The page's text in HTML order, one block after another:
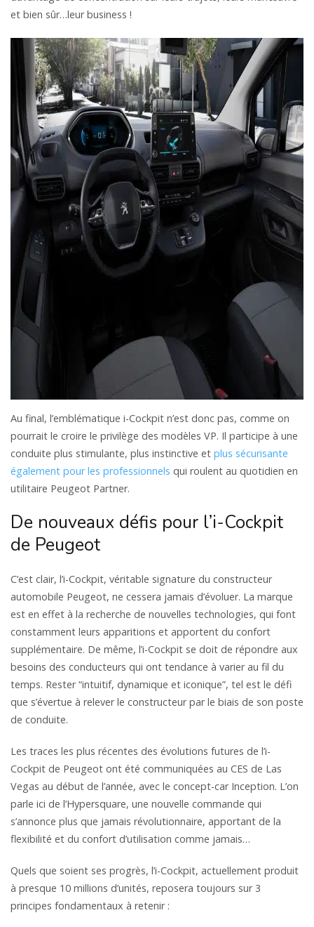
et bien sûr…leur business !
Au final, l’emblématique i-Cockpit n’est donc pas, comme on
pourrait le croire le privilège des modèles VP. Il participe à une
conduite plus stimulante, plus instinctive et plus sécurisante
également pour les professionnels qui roulent au quotidien en
utilitaire Peugeot Partner.
De nouveaux défis pour l’i-Cockpit
de Peugeot
C’est clair, l’i-Cockpit, véritable signature du constructeur
automobile Peugeot, ne cessera jamais d’évoluer. La marque
est en effet à la recherche de nouvelles technologies, qui font
constamment leurs apparitions et apportent du confort
supplémentaire. De même, l’i-Cockpit se doit de répondre aux
besoins des conducteurs qui ont tendance à varier au fil du
temps. Rester “intuitif, dynamique et iconique”, tel est le défi
que s’évertue à relever le constructeur par le biais de son poste
de conduite.
Les traces les plus récentes des évolutions futures de l’i-
Cockpit de Peugeot ont été communiquées au CES de Las
Vegas au début de l’année, avec le concept-car Inception. L’on
parle ici de l’Hypersquare, une nouvelle commande qui
s’annonce plus que jamais révolutionnaire, apportant de la
flexibilité et du confort d’utilisation comme jamais…
Quels que soient ses progrès, l’i-Cockpit, actuellement produit
à presque 10 millions d’unités, reposera toujours sur 3
principes fondamentaux à retenir :